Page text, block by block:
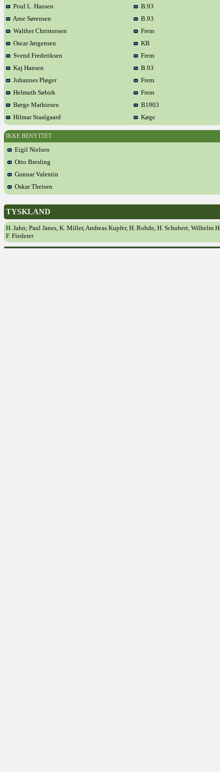
Poul L. Hansen
B.93
Arne Sørensen
B.93
Walther Christensen
Frem
Oscar Jørgensen
KB
Svend Frederiksen
Frem
Kaj Hansen
B.93
Johannes Pløger
Frem
Helmuth Søbirk
Frem
Børge Mathiesen
B1903
Hilmar Staalgaard
Køge
IKKE BENYTTET
Eigil Nielsen
Otto Bresling
Gunnar Valentin
Oskar Theisen
TYSKLAND
H. Jahn; Paul Janes, K. Miller, Andreas Kupfer, H. Rohde, H. Schubert,
F. Fiederer